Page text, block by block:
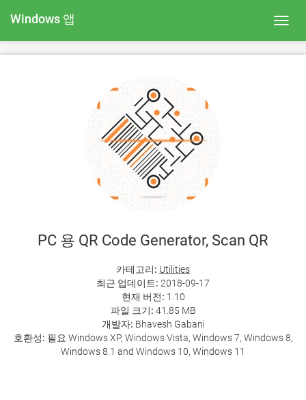
Windows 앱
PC 용 QR Code Generator, Scan QR
카테고리: Utilities
최근 업데이트: 2018-09-17
현재 버전: 1.10
파일 크기: 41.85 MB
개발자: Bhavesh Gabani
호환성: 필요 Windows XP, Windows Vista, Windows 7, Windows 8,
Windows 8.1 and Windows 10, Windows 11